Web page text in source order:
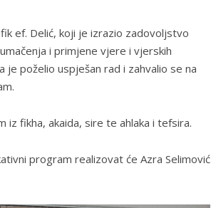
ef. Delić, koji je izrazio zadovoljstvo
i primjene vjere i vjerskih
poželio uspješan rad i zahvalio se na
iz fikha, akaida, sire te ahlaka i tefsira.
program realizovat će Azra Selimović